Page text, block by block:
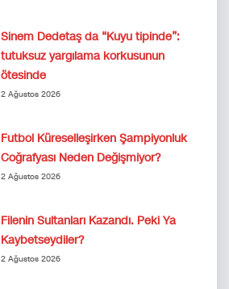
Sinem Dedetaş da “Kuyu tipinde”:
tutuksuz yargılama korkusunun
ötesinde
2 Ağustos 2026
Futbol Küreselleşirken Şampiyonluk
Coğrafyası Neden Değişmiyor?
2 Ağustos 2026
Filenin Sultanları Kazandı. Peki Ya
Kaybetseydiler?
2 Ağustos 2026